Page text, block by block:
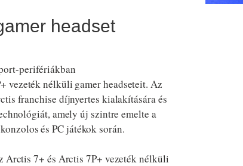
headset
perifériákban
vezeték nélküli gamer headseteit. Az
franchise díjnyertes kialakítására és
amely új szintre emelte a
és PC játékok során.
Arctis 7+ és Arctis 7P+ vezeték nélküli